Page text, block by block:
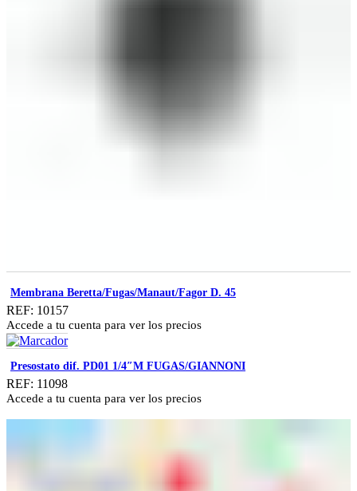
Membrana Beretta/Fugas/Manaut/Fagor D. 45
REF: 10157
Accede a tu cuenta para ver los precios
Presostato dif. PD01 1/4″M FUGAS/GIANNONI
REF: 11098
Accede a tu cuenta para ver los precios